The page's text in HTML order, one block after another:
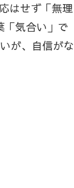
はせず「無理
「気合い」で
が、自信がな